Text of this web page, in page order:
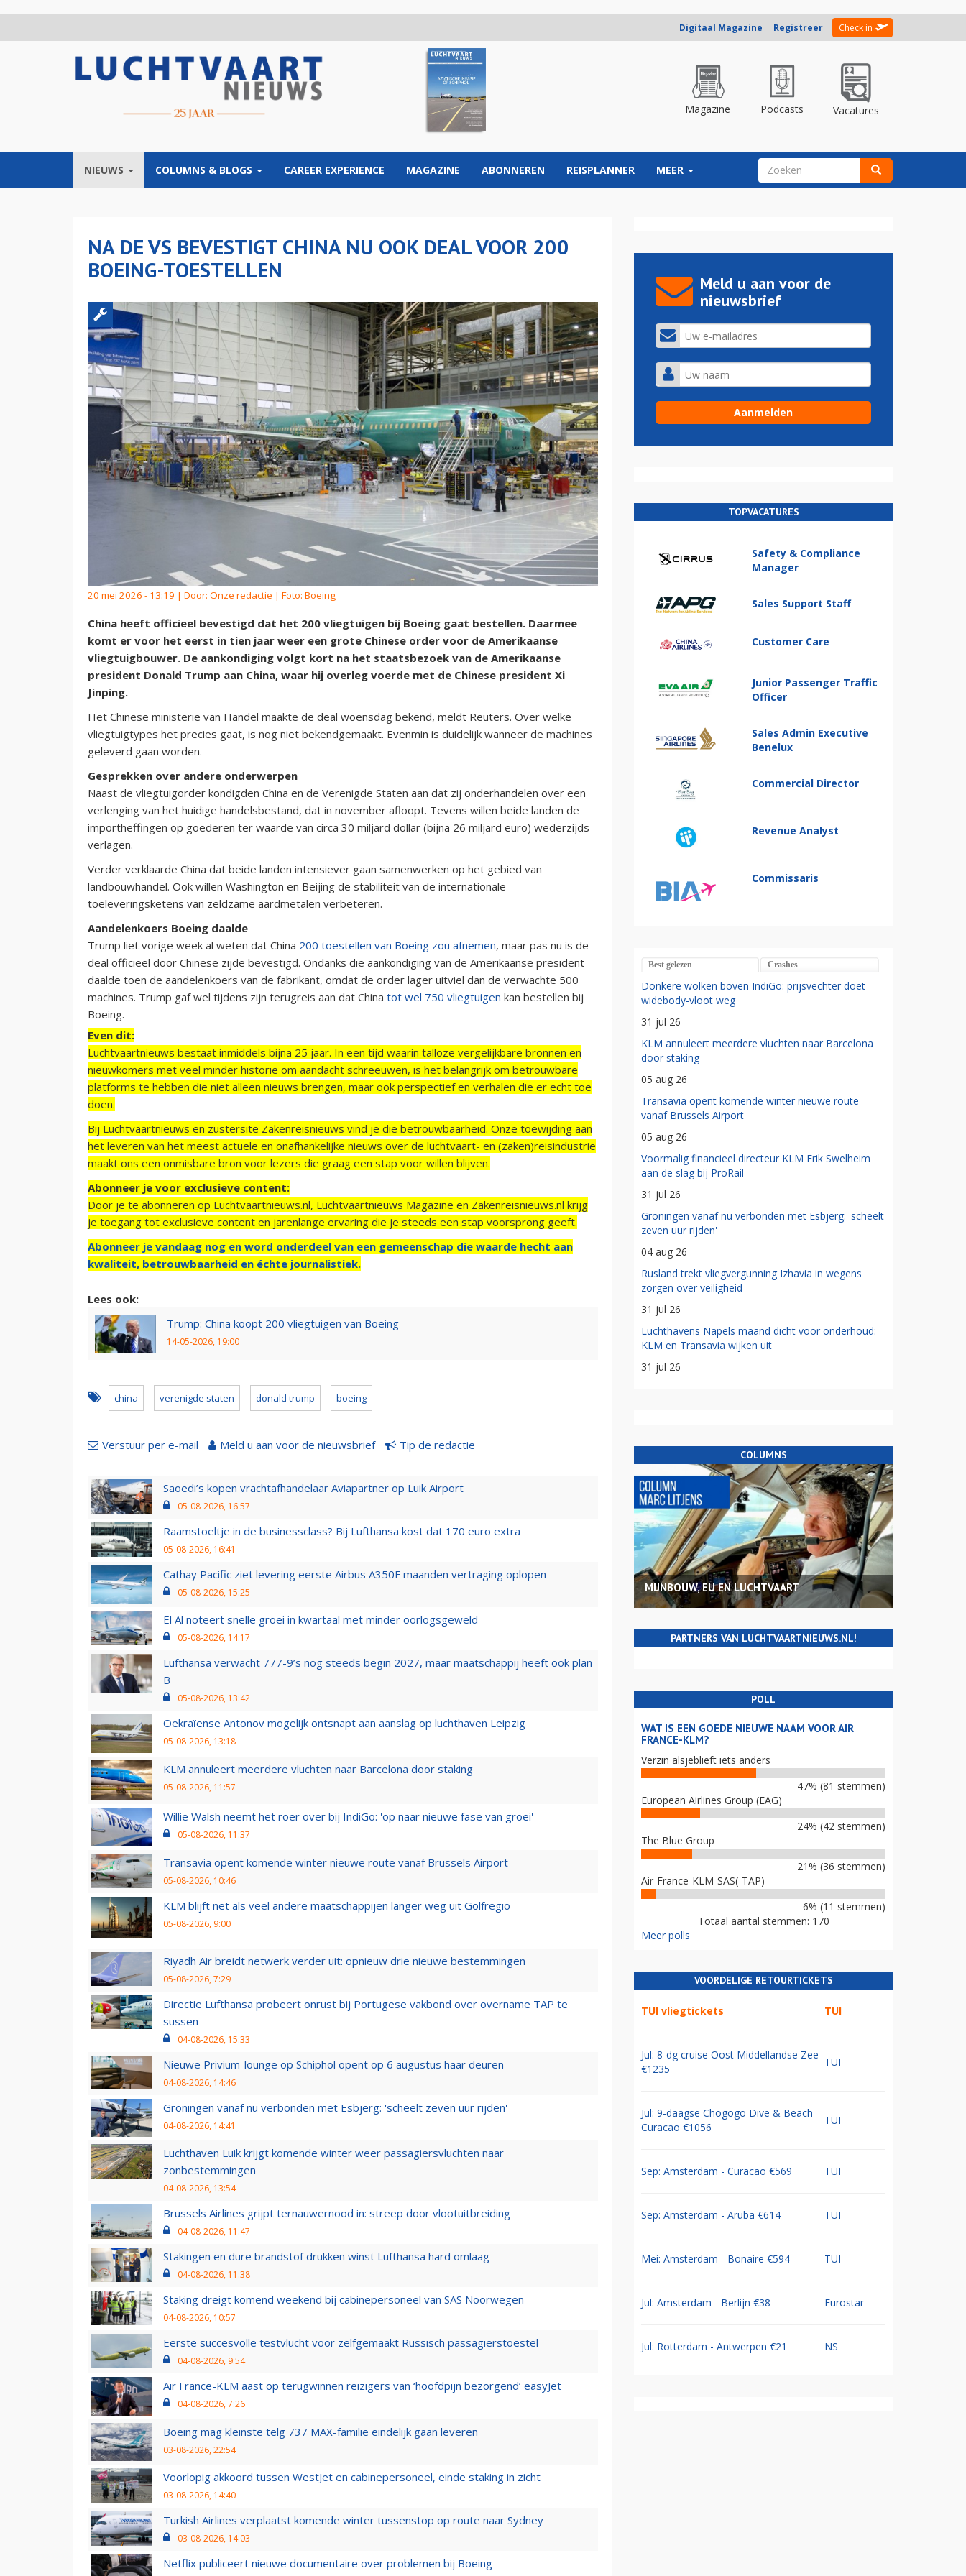
Digitaal Magazine Registreer Check in
Magazine Podcasts Vacatures
NIEUWS COLUMNS & BLOGS CAREER EXPERIENCE MAGAZINE ABONNEREN REISPLANNER MEER ZOEKVELD
NA DE VS BEVESTIGT CHINA NU OOK DEAL VOOR 200
BOEING-TOESTELLEN
20 mei 2026 - 13:19 | Door: Onze redactie | Foto: Boeing
China heeft officieel bevestigd dat het 200 vliegtuigen bij Boeing gaat bestellen. Daarmee
komt er voor het eerst in tien jaar weer een grote Chinese order voor de Amerikaanse
vliegtuigbouwer. De aankondiging volgt kort na het staatsbezoek van de Amerikaanse
president Donald Trump aan China, waar hij overleg voerde met de Chinese president Xi
Jinping.
Het Chinese ministerie van Handel maakte de deal woensdag bekend, meldt Reuters. Over welke
vliegtuigtypes het precies gaat, is nog niet bekendgemaakt. Evenmin is duidelijk wanneer de machines
geleverd gaan worden.
Gesprekken over andere onderwerpen
Naast de vliegtuigorder kondigden China en de Verenigde Staten aan dat zij onderhandelen over een
verlenging van het huidige handelsbestand, dat in november afloopt. Tevens willen beide landen de
importheffingen op goederen ter waarde van circa 30 miljard dollar (bijna 26 miljard euro) wederzijds
verlagen.
Verder verklaarde China dat beide landen intensiever gaan samenwerken op het gebied van
landbouwhandel. Ook willen Washington en Beijing de stabiliteit van de internationale
toeleveringsketens van zeldzame aardmetalen verbeteren.
Aandelenkoers Boeing daalde
Trump liet vorige week al weten dat China 200 toestellen van Boeing zou afnemen, maar pas nu is de
deal officieel door Chinese zijde bevestigd. Ondanks die aankondiging van de Amerikaanse president
daalde toen de aandelenkoers van de fabrikant, omdat de order lager uitviel dan de verwachte 500
machines. Trump gaf wel tijdens zijn terugreis aan dat China tot wel 750 vliegtuigen kan bestellen bij
Boeing.
Even dit:
Luchtvaartnieuws bestaat inmiddels bijna 25 jaar. In een tijd waarin talloze vergelijkbare bronnen en
nieuwkomers met veel minder historie om aandacht schreeuwen, is het belangrijk om betrouwbare
platforms te hebben die niet alleen nieuws brengen, maar ook perspectief en verhalen die er echt toe
doen.
Bij Luchtvaartnieuws en zustersite Zakenreisnieuws vind je die betrouwbaarheid. Onze toewijding aan
het leveren van het meest actuele en onafhankelijke nieuws over de luchtvaart- en (zaken)reisindustrie
maakt ons een onmisbare bron voor lezers die graag een stap voor willen blijven.
Abonneer je voor exclusieve content:
Door je te abonneren op Luchtvaartnieuws.nl, Luchtvaartnieuws Magazine en Zakenreisnieuws.nl krijg
je toegang tot exclusieve content en jarenlange ervaring die je steeds een stap voorsprong geeft.
Abonneer je vandaag nog en word onderdeel van een gemeenschap die waarde hecht aan
kwaliteit, betrouwbaarheid en échte journalistiek.
Lees ook:
Trump: China koopt 200 vliegtuigen van Boeing
14-05-2026, 19:00
china verenigde staten donald trump boeing
Verstuur per e-mail Meld u aan voor de nieuwsbrief Tip de redactie
Saoedi’s kopen vrachtafhandelaar Aviapartner op Luik Airport
05-08-2026, 16:57
Raamstoeltje in de businessclass? Bij Lufthansa kost dat 170 euro extra
05-08-2026, 16:41
Cathay Pacific ziet levering eerste Airbus A350F maanden vertraging oplopen
05-08-2026, 15:25
El Al noteert snelle groei in kwartaal met minder oorlogsgeweld
05-08-2026, 14:17
Lufthansa verwacht 777-9’s nog steeds begin 2027, maar maatschappij heeft ook plan
B
05-08-2026, 13:42
Oekraïense Antonov mogelijk ontsnapt aan aanslag op luchthaven Leipzig
05-08-2026, 13:18
KLM annuleert meerdere vluchten naar Barcelona door staking
05-08-2026, 11:57
Willie Walsh neemt het roer over bij IndiGo: 'op naar nieuwe fase van groei'
05-08-2026, 11:37
Transavia opent komende winter nieuwe route vanaf Brussels Airport
05-08-2026, 10:46
KLM blijft net als veel andere maatschappijen langer weg uit Golfregio
05-08-2026, 9:00
Riyadh Air breidt netwerk verder uit: opnieuw drie nieuwe bestemmingen
05-08-2026, 7:29
Directie Lufthansa probeert onrust bij Portugese vakbond over overname TAP te
sussen
04-08-2026, 15:33
Nieuwe Privium-lounge op Schiphol opent op 6 augustus haar deuren
04-08-2026, 14:46
Groningen vanaf nu verbonden met Esbjerg: 'scheelt zeven uur rijden'
04-08-2026, 14:41
Luchthaven Luik krijgt komende winter weer passagiersvluchten naar
zonbestemmingen
04-08-2026, 13:54
Brussels Airlines grijpt ternauwernood in: streep door vlootuitbreiding
04-08-2026, 11:47
Stakingen en dure brandstof drukken winst Lufthansa hard omlaag
04-08-2026, 11:38
Staking dreigt komend weekend bij cabinepersoneel van SAS Noorwegen
04-08-2026, 10:57
Eerste succesvolle testvlucht voor zelfgemaakt Russisch passagierstoestel
04-08-2026, 9:54
Air France-KLM aast op terugwinnen reizigers van ‘hoofdpijn bezorgend’ easyJet
04-08-2026, 7:26
Boeing mag kleinste telg 737 MAX-familie eindelijk gaan leveren
03-08-2026, 22:54
Voorlopig akkoord tussen WestJet en cabinepersoneel, einde staking in zicht
03-08-2026, 14:40
Turkish Airlines verplaatst komende winter tussenstop op route naar Sydney
03-08-2026, 14:03
Netflix publiceert nieuwe documentaire over problemen bij Boeing
Meld u aan voor de
nieuwsbrief
TOPVACATURES
Safety & Compliance
Manager
Sales Support Staff
Customer Care
Junior Passenger Traffic
Officer
Sales Admin Executive
Benelux
Commercial Director
Revenue Analyst
Commissaris
Best gelezen Crashes
Donkere wolken boven IndiGo: prijsvechter doet
widebody-vloot weg
31 jul 26
KLM annuleert meerdere vluchten naar Barcelona
door staking
05 aug 26
Transavia opent komende winter nieuwe route
vanaf Brussels Airport
05 aug 26
Voormalig financieel directeur KLM Erik Swelheim
aan de slag bij ProRail
31 jul 26
Groningen vanaf nu verbonden met Esbjerg: 'scheelt
zeven uur rijden'
04 aug 26
Rusland trekt vliegvergunning Izhavia in wegens
zorgen over veiligheid
31 jul 26
Luchthavens Napels maand dicht voor onderhoud:
KLM en Transavia wijken uit
31 jul 26
COLUMNS
MIJNBOUW, EU EN LUCHTVAART
PARTNERS VAN LUCHTVAARTNIEUWS.NL!
POLL
WAT IS EEN GOEDE NIEUWE NAAM VOOR AIR
FRANCE-KLM?
Verzin alsjeblieft iets anders
47% (81 stemmen)
European Airlines Group (EAG)
24% (42 stemmen)
The Blue Group
21% (36 stemmen)
Air-France-KLM-SAS(-TAP)
6% (11 stemmen)
Totaal aantal stemmen: 170
Meer polls
VOORDELIGE RETOURTICKETS
TUI vliegtickets TUI
Jul: 8-dg cruise Oost Middellandse Zee
€1235
TUI
Jul: 9-daagse Chogogo Dive & Beach
Curacao €1056
TUI
Sep: Amsterdam - Curacao €569 TUI
Sep: Amsterdam - Aruba €614 TUI
Mei: Amsterdam - Bonaire €594 TUI
Jul: Amsterdam - Berlijn €38 Eurostar
Jul: Rotterdam - Antwerpen €21 NS